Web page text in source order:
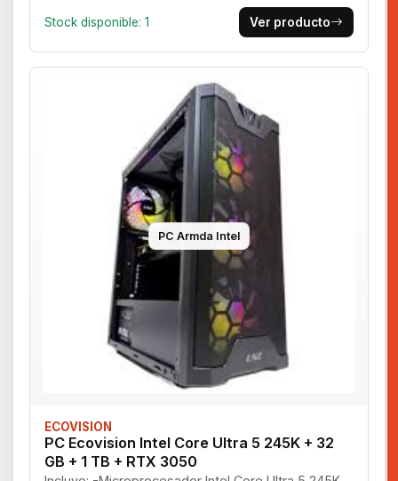
Stock disponible: 1 Ver producto
PC Armda Intel
ECOVISION
PC Ecovision Intel Core Ultra 5 245K + 32
GB + 1 TB + RTX 3050